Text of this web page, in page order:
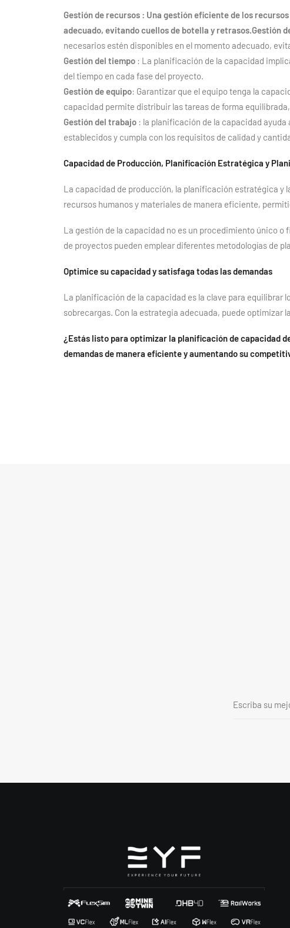
Gestión de recursos : Una gestión eficiente de los
adecuado, evitando cuellos de botella y retrasos.Gestión
necesarios estén disponibles en el momento adecuado,
Gestión del tiempo : La planificación de la capacidad
del tiempo en cada fase del proyecto.
Gestión de equipo: Garantizar que el equipo tenga la
capacidad permite distribuir las tareas de forma
Gestión del trabajo : la planificación de la capacidad
establecidos y cumpla con los requisitos de calidad y
Capacidad de Producción, Planificación Estratégica y
La capacidad de producción, la planificación estratégica
recursos humanos y materiales de manera eficiente,
La gestión de la capacidad no es un procedimiento único
de proyectos pueden emplear diferentes metodologías de
Optimice su capacidad y satisfaga todas las demandas
La planificación de la capacidad es la clave para equilibrar
sobrecargas. Con la estrategia adecuada, puede
¿Estás listo para optimizar la planificación de capacidad
demandas de manera eficiente y aumentando su